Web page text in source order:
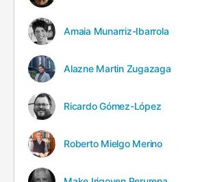
Amaia Munarriz-Ibarrola
Alazne Martin Zugazaga
Ricardo Gómez-López
Roberto Mielgo Merino